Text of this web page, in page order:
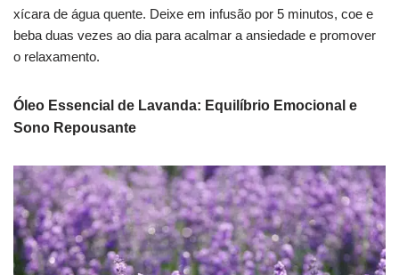
xícara de água quente. Deixe em infusão por 5 minutos, coe e
beba duas vezes ao dia para acalmar a ansiedade e promover
o relaxamento.
Óleo Essencial de Lavanda: Equilíbrio Emocional e
Sono Repousante